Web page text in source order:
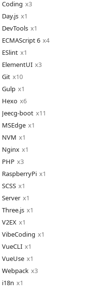
Coding
3
Day.js
1
DevTools
1
ECMAScript 6
4
ESlint
1
ElementUI
3
Git
10
Gulp
1
Hexo
6
Jeecg-boot
11
MSEdge
1
NVM
1
Nginx
1
PHP
3
RaspberryPi
1
SCSS
1
Server
1
Three.js
1
V2EX
1
VibeCoding
1
VueCLI
1
VueUse
1
Webpack
3
i18n
1